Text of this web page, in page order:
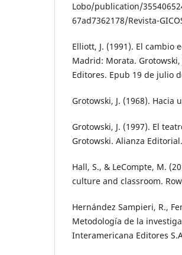
Lobo/publication/
67ad7362178/Revista-
Elliott, J. (1991). El cambio
Madrid: Morata.
Editores. Epub 19 de julio
Grotowski, J. (1968). Hacia
Grotowski, J. (1997). El
Grotowski. Alianza Editorial.
Hall, S., & LeCompte, M.
culture and classroom.
Hernández Sampieri, R.,
Metodología de la
Interamericana Editores